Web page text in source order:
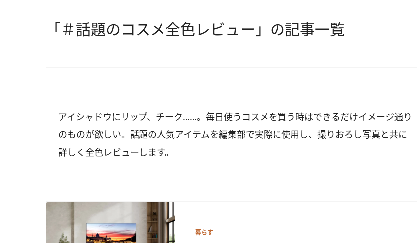
「＃話題のコスメ全色レビュー」の記事一覧
アイシャドウにリップ、チーク……。毎日使うコスメを買う時はできるだけイメージ通り
のものが欲しい。話題の人気アイテムを編集部で実際に使用し、撮りおろし写真と共に
詳しく全色レビューします。
暮らす